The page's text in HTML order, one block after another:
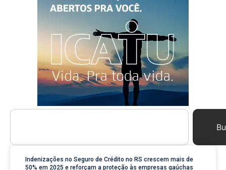
Indenizações no Seguro de Crédito no RS crescem mais de
50% em 2025 e reforçam a proteção às empresas gaúchas